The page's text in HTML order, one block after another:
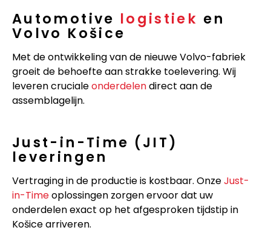
Automotive logistiek en
Volvo Košice
Met de ontwikkeling van de nieuwe Volvo-fabriek
groeit de behoefte aan strakke toelevering. Wij
leveren crucialeonderdelendirect aan de
assemblagelijn.
Just-in-Time (JIT)
leveringen
Vertraging in de productie is kostbaar. OnzeJust-
in-Timeoplossingen zorgen ervoor dat uw
onderdelen exact op het afgesproken tijdstip in
Košice arriveren.